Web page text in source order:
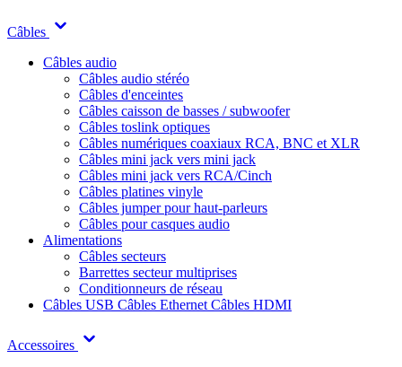
Câbles
Câbles audio
Câbles audio stéréo
Câbles d'enceintes
Câbles caisson de basses / subwoofer
Câbles toslink optiques
Câbles numériques coaxiaux RCA, BNC et XLR
Câbles mini jack vers mini jack
Câbles mini jack vers RCA/Cinch
Câbles platines vinyle
Câbles jumper pour haut-parleurs
Câbles pour casques audio
Alimentations
Câbles secteurs
Barrettes secteur multiprises
Conditionneurs de réseau
Câbles USB Câbles Ethernet Câbles HDMI
Accessoires